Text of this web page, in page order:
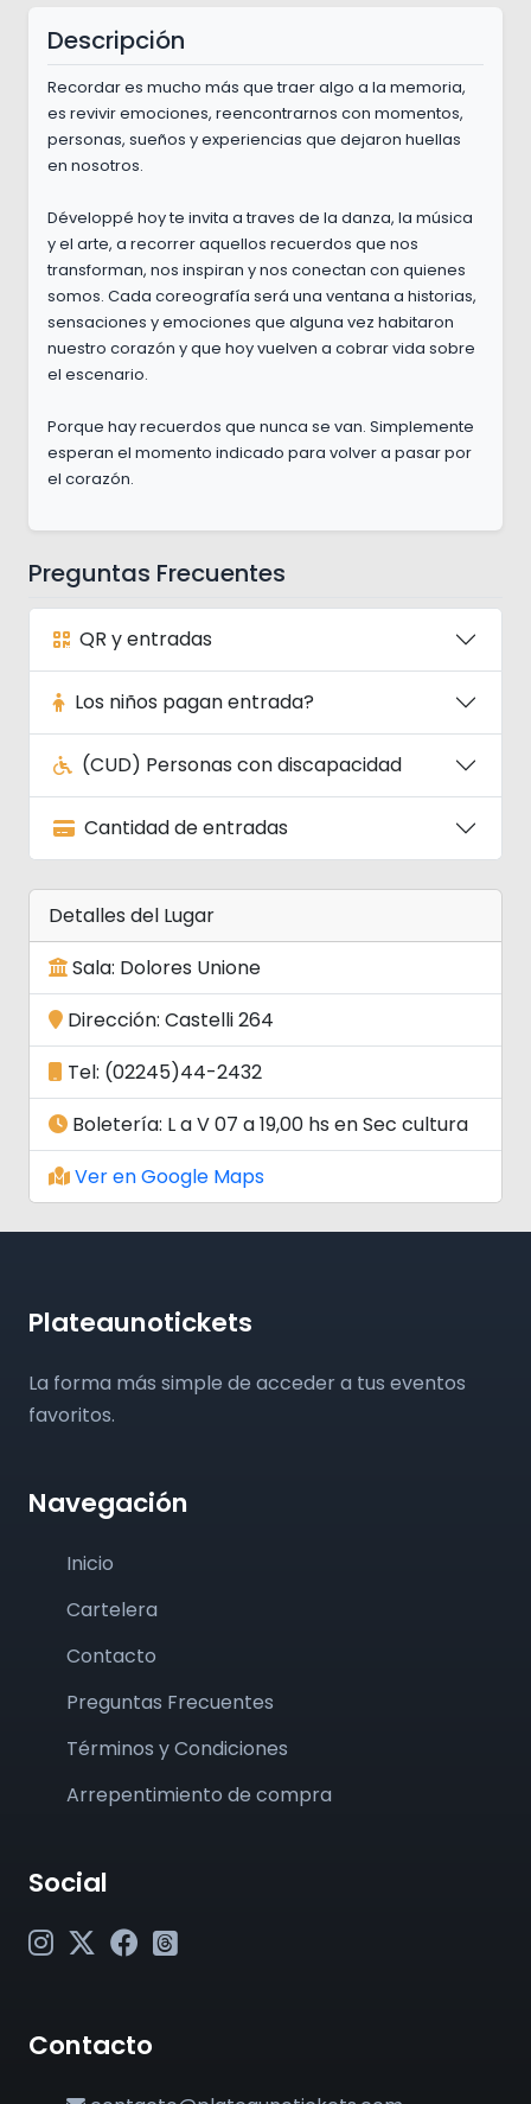
Descripción
Recordar es mucho más que traer algo a la memoria,
es revivir emociones, reencontrarnos con momentos,
personas, sueños y experiencias que dejaron huellas
en nosotros.
Développé hoy te invita a traves de la danza, la música
y el arte, a recorrer aquellos recuerdos que nos
transforman, nos inspiran y nos conectan con quienes
somos. Cada coreografía será una ventana a historias,
sensaciones y emociones que alguna vez habitaron
nuestro corazón y que hoy vuelven a cobrar vida sobre
el escenario.
Porque hay recuerdos que nunca se van. Simplemente
esperan el momento indicado para volver a pasar por
el corazón.
Preguntas Frecuentes
QR y entradas
Los niños pagan entrada?
(CUD) Personas con discapacidad
Cantidad de entradas
Detalles del Lugar
Sala: Dolores Unione
Dirección: Castelli 264
Tel: (02245)44-2432
Boletería: L a V 07 a 19,00 hs en Sec cultura
Ver en Google Maps
Plateaunotickets
La forma más simple de acceder a tus eventos
favoritos.
Navegación
Inicio
Cartelera
Contacto
Preguntas Frecuentes
Términos y Condiciones
Arrepentimiento de compra
Social
Contacto